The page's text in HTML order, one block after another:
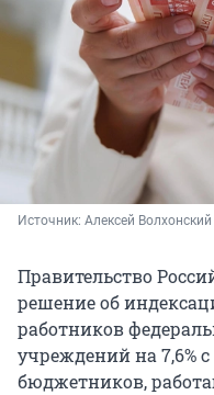
Источник: Алексей Волхонский
Правительство
решение об
работников
учреждений на 7,6% с
бюджетников,